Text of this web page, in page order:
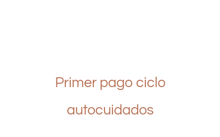
Primer pago ciclo
autocuidados